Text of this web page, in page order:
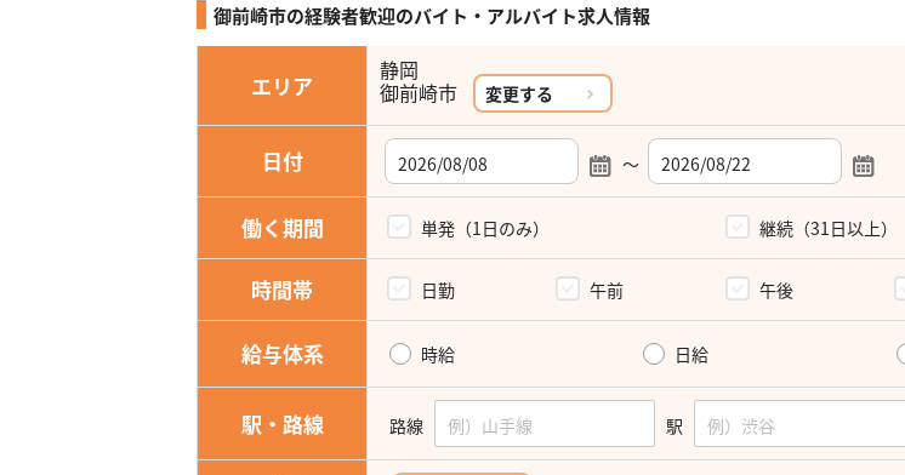
御前崎市の経験者歓迎のバイト・アルバイト求人情報
エリア
静岡
御前崎市 変更する
日付 ～
働く期間 単発（1日のみ） 継続（31日以上）
時間帯 日勤 午前 午後
給与体系 時給 日給
駅・路線 路線 駅